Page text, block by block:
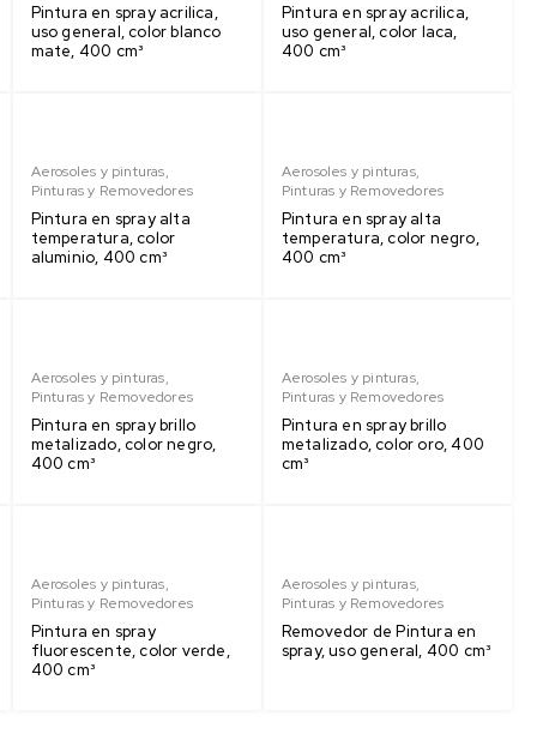
Pintura en spray acrilica,
uso general, color blanco
mate, 400 cm³
Pintura en spray acrilica,
uso general, color laca,
400 cm³
Aerosoles y pinturas,
Pinturas y Removedores
Pintura en spray alta
temperatura, color
aluminio, 400 cm³
Aerosoles y pinturas,
Pinturas y Removedores
Pintura en spray alta
temperatura, color negro,
400 cm³
Aerosoles y pinturas,
Pinturas y Removedores
Pintura en spray brillo
metalizado, color negro,
400 cm³
Aerosoles y pinturas,
Pinturas y Removedores
Pintura en spray brillo
metalizado, color oro, 400
cm³
Aerosoles y pinturas,
Pinturas y Removedores
Pintura en spray
fluorescente, color verde,
400 cm³
Aerosoles y pinturas,
Pinturas y Removedores
Removedor de Pintura en
spray, uso general, 400 cm³